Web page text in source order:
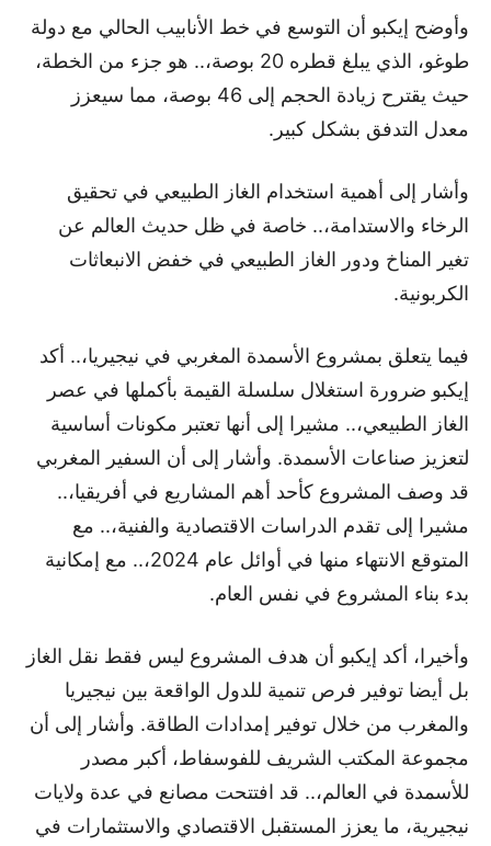
وأوضح إيكبو أن التوسع في خط الأنابيب الحالي مع دولة
طوغو، الذي يبلغ قطره 20 بوصة،.. هو جزء من الخطة،
حيث يقترح زيادة الحجم إلى 46 بوصة، مما سيعزز
معدل التدفق بشكل كبير.
وأشار إلى أهمية استخدام الغاز الطبيعي في تحقيق
الرخاء والاستدامة،.. خاصة في ظل حديث العالم عن
تغير المناخ ودور الغاز الطبيعي في خفض الانبعاثات
الكربونية.
فيما يتعلق بمشروع الأسمدة المغربي في نيجيريا،.. أكد
إيكبو ضرورة استغلال سلسلة القيمة بأكملها في عصر
الغاز الطبيعي،.. مشيرا إلى أنها تعتبر مكونات أساسية
لتعزيز صناعات الأسمدة. وأشار إلى أن السفير المغربي
قد وصف المشروع كأحد أهم المشاريع في أفريقيا،..
مشيرا إلى تقدم الدراسات الاقتصادية والفنية،.. مع
المتوقع الانتهاء منها في أوائل عام 2024،.. مع إمكانية
بدء بناء المشروع في نفس العام.
وأخيرا، أكد إيكبو أن هدف المشروع ليس فقط نقل الغاز
بل أيضا توفير فرص تنمية للدول الواقعة بين نيجيريا
والمغرب من خلال توفير إمدادات الطاقة. وأشار إلى أن
مجموعة المكتب الشريف للفوسفاط، أكبر مصدر
للأسمدة في العالم،.. قد افتتحت مصانع في عدة ولايات
نيجيرية، ما يعزز المستقبل الاقتصادي والاستثمارات في